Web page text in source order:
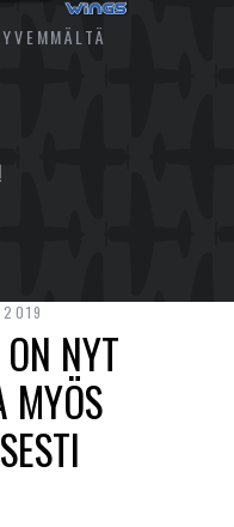
NYT
MYÖS